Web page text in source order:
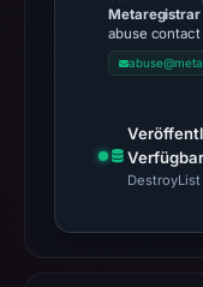
Metaregistrar
abuse contact